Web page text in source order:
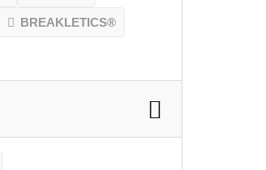
BREAKLETICS®